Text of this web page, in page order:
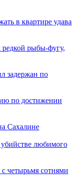
в квартире удава
рыбы-фугу,
задержан по
по достижении
Сахалине
любимого
четырьмя сотнями